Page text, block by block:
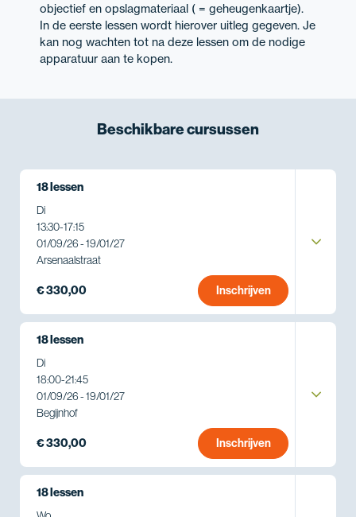
objectief en opslagmateriaal ( = geheugenkaartje).
In de eerste lessen wordt hierover uitleg gegeven. Je
kan nog wachten tot na deze lessen om de nodige
apparatuur aan te kopen.
Beschikbarecursussen
18 lessen
Di
13:30-17:15
01/09/26 - 19/01/27
Arsenaalstraat
€ 330,00 Inschrijven
18 lessen
Di
18:00-21:45
01/09/26 - 19/01/27
Begijnhof
€ 330,00 Inschrijven
18 lessen